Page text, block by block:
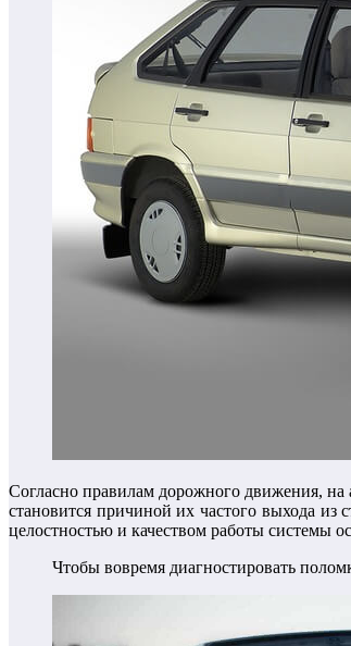
Согласно правилам дорожного движения, на
становится причиной их частого выхода из
целостностью и качеством работы системы
Чтобы вовремя диагностировать